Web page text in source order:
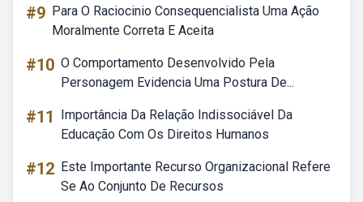
#9 Para O Raciocinio Consequencialista Uma Ação
Moralmente Correta E Aceita
#10 O Comportamento Desenvolvido Pela
Personagem Evidencia Uma Postura De...
#11
Importância Da Relação Indissociável Da
Educação Com Os Direitos Humanos
#12 Este Importante Recurso Organizacional Refere
Se Ao Conjunto De Recursos